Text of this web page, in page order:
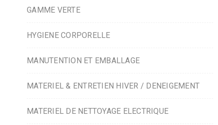
GAMME VERTE
HYGIENE CORPORELLE
MANUTENTION ET EMBALLAGE
MATERIEL & ENTRETIEN HIVER / DENEIGEMENT
MATERIEL DE NETTOYAGE ELECTRIQUE